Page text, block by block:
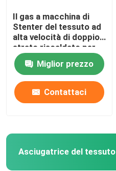
Il gas a macchina di
Stenter del tessuto ad
alta velocità di doppio
strato riscaldato per
tricotta il tessuto
Miglior prezzo
Contattaci
Asciugatrice del tessuto